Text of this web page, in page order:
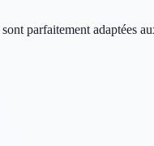
parfaitement adaptées